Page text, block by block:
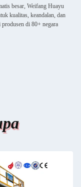
besar, Weifang Huayu
kualitas, keandalan, dan
di 80+ negara